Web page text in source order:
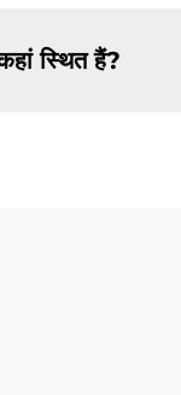
स्थित हैं?